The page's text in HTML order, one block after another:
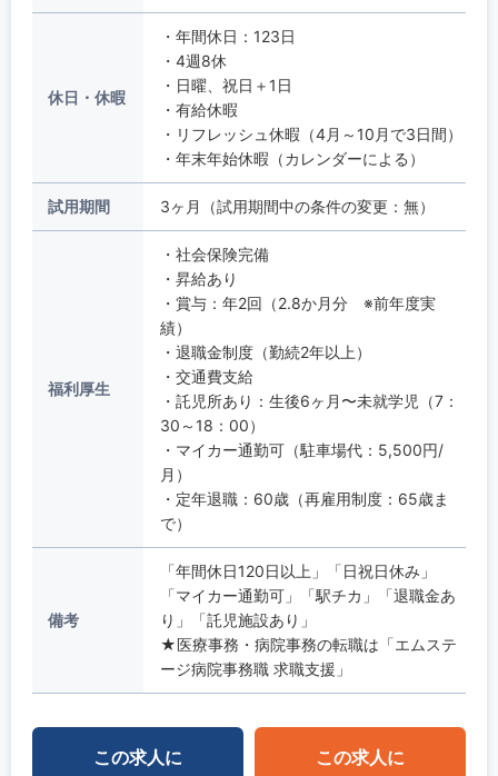
休日・休暇
・年間休日：123日
・4週8休
・日曜、祝日＋1日
・有給休暇
・リフレッシュ休暇（4月～10月で3日間）
・年末年始休暇（カレンダーによる）
試用期間 3ヶ月（試用期間中の条件の変更：無）
福利厚生
・社会保険完備
・昇給あり
・賞与：年2回（2.8か月分 ※前年度実
績）
・退職金制度（勤続2年以上）
・交通費支給
・託児所あり：生後6ヶ月〜未就学児（7：
30～18：00）
・マイカー通勤可（駐車場代：5,500円/
月）
・定年退職：60歳（再雇用制度：65歳ま
で）
備考
「年間休日120日以上」「日祝日休み」
「マイカー通勤可」「駅チカ」「退職金あ
り」「託児施設あり」
★医療事務・病院事務の転職は「エムステ
ージ病院事務職 求職支援」
この求人に この求人に